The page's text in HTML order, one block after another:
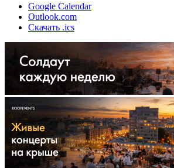
Google Calendar
Outlook.com
Скачать .ics